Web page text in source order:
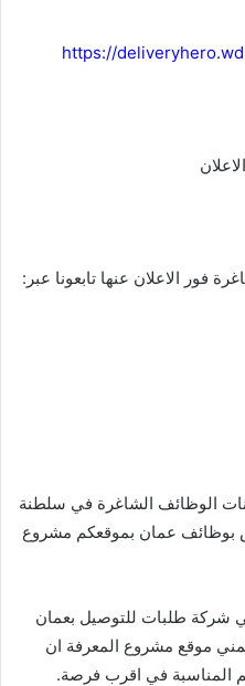
https://
فور الاعلان عنها تابعونا عبر:
الوظائف الشاغرة في سلطنة
بوظائف عمان بموقعكم مشروع
شركة طلبات للتوصيل بعمان
موقع مشروع المعرفة ان
المناسبة في اقرب فرصة.